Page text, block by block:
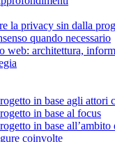
la privacy sin dalla
quando necessario
web: architettura,
in base agli attori
in base al focus
in base all’ambito
coinvolte